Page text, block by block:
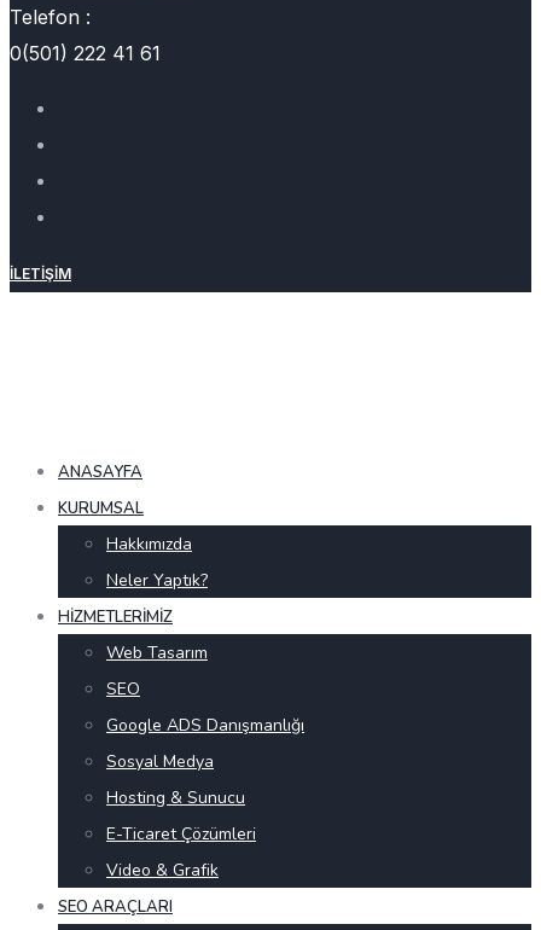
Telefon :
0(501) 222 41 61
İLETIŞIM
ANASAYFA
KURUMSAL
Hakkımızda
Neler Yaptık?
HIZMETLERIMIZ
Web Tasarım
SEO
Google ADS Danışmanlığı
Sosyal Medya
Hosting & Sunucu
E-Ticaret Çözümleri
Video & Grafik
SEO ARAÇLARI